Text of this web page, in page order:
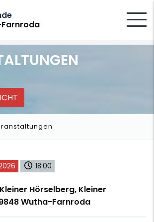
18:00
Hörselberg, Kleiner
Wutha-Farnroda